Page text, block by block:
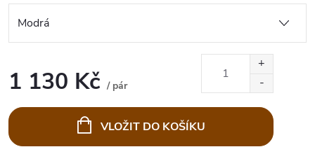
1 130 Kč / pár
cena:
VLOŽIT DO KOŠÍKU